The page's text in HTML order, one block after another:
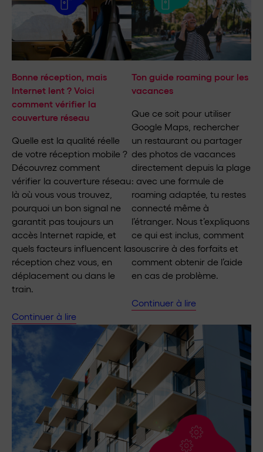
Bonne réception, mais
Internet lent ? Voici
comment vérifier la
couverture réseau
Quelle est la qualité réelle
de votre réception mobile ?
Découvrez comment
vérifier la couverture réseau
là où vous vous trouvez,
pourquoi un bon signal ne
garantit pas toujours un
accès Internet rapide, et
quels facteurs influencent la
réception chez vous, en
déplacement ou dans le
train.
Continuer à lire
Ton guide roaming pour les
vacances
Que ce soit pour utiliser
Google Maps, rechercher
un restaurant ou partager
des photos de vacances
directement depuis la plage
: avec une formule de
roaming adaptée, tu restes
connecté même à
l’étranger. Nous t’expliquons
ce qui est inclus, comment
souscrire à des forfaits et
comment obtenir de l’aide
en cas de problème.
Continuer à lire